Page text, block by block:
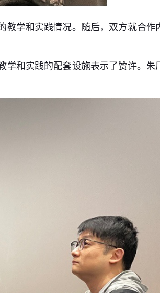
学和实践情况。随后，双方就合作
和实践的配套设施表示了赞许。朱